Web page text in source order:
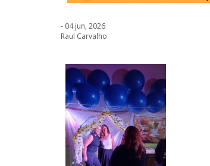
- 04 jun, 2026
Raul Carvalho